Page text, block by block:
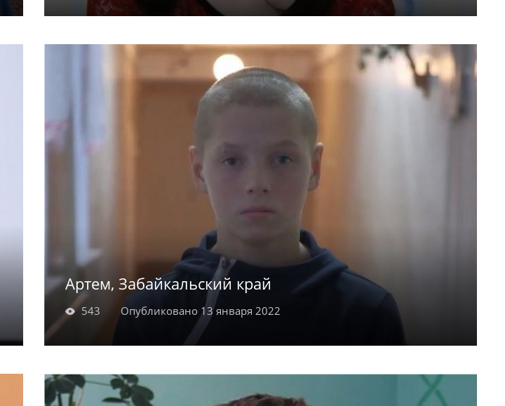
нравится рисовать, лепить, читать. Девочка хорошо ладит с
окружающими, но предпочитает одиночество.
Артем, Забайкальский край
543 Опубликовано 13 января 2022
году, а Алена – в 2004 году. (Алена и Вадим достигли
совершеннолетия). Весёлый Артём обожает физические нагрузки